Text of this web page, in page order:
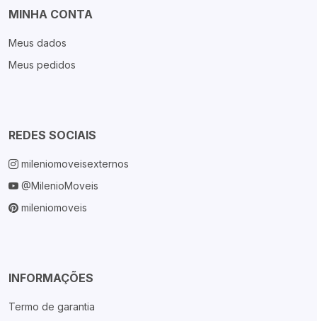
MINHA CONTA
Meus dados
Meus pedidos
REDES SOCIAIS
mileniomoveisexternos
@MilenioMoveis
mileniomoveis
INFORMAÇÕES
Termo de garantia